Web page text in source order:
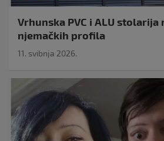
Vrhunska PVC i ALU
njemačkih profila
11. svibnja 2026.